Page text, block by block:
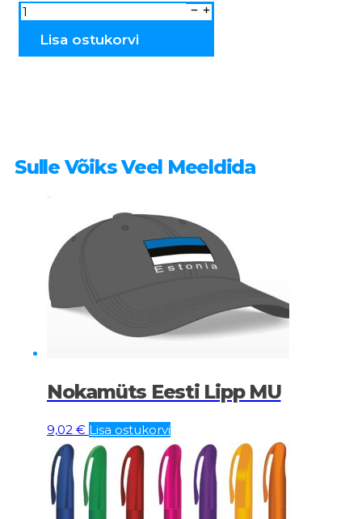
Rahakotid
Estonia
M930
Lisa ostukorvi
Sulle Võiks Veel Meeldida
Nokamüts Eesti Lipp MU
9,02 € Lisa ostukorvi